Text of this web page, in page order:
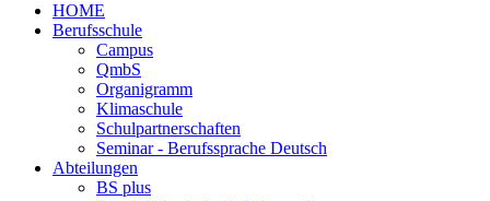
HOME
Berufsschule
Campus
QmbS
Organigramm
Klimaschule
Schulpartnerschaften
Seminar - Berufssprache Deutsch
Abteilungen
BS plus